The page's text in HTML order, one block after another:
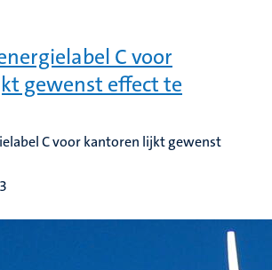
C voor
gewenst effect te
C voor kantoren lijkt gewenst